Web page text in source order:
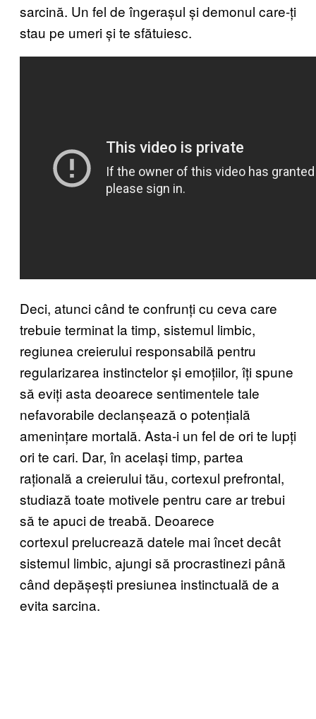
sarcină. Un fel de îngerașul și demonul care-ți
stau pe umeri și te sfătuiesc.
Deci, atunci când te confrunți cu ceva care
trebuie terminat la timp, sistemul limbic,
regiunea creierului responsabilă pentru
regularizarea instinctelor și emoțiilor, îți spune
să eviți asta deoarece sentimentele tale
nefavorabile declanșează o potențială
amenințare mortală. Asta-i un fel de ori te lupți
ori te cari. Dar, în același timp, partea
rațională a creierului tău, cortexul prefrontal,
studiază toate motivele pentru care ar trebui
să te apuci de treabă. Deoarece
cortexul prelucrează datele mai încet decât
sistemul limbic, ajungi să procrastinezi până
când depășești presiunea instinctuală de a
evita sarcina.